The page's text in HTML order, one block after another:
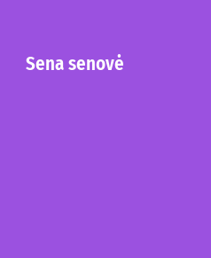
Sena senovė